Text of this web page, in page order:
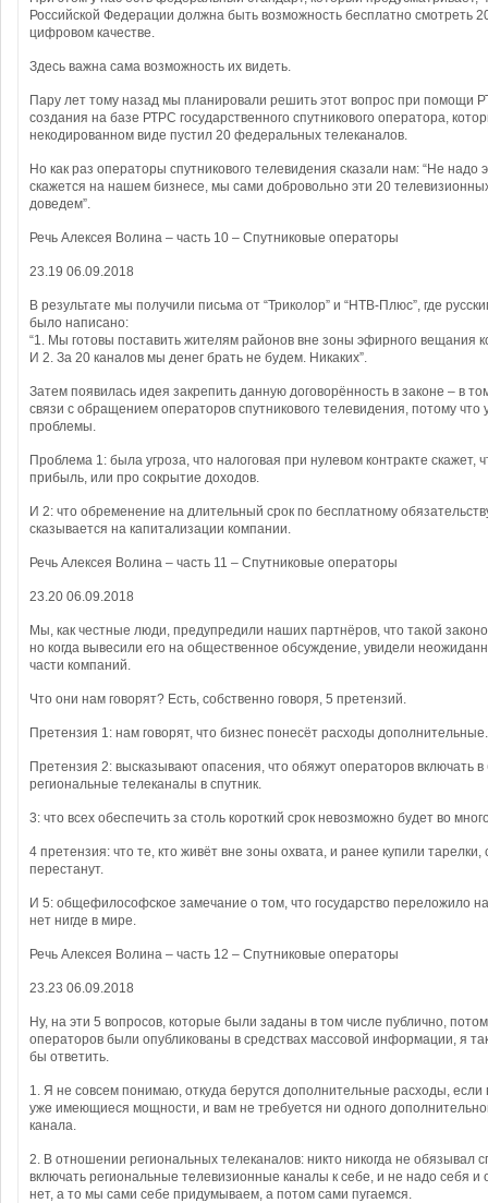
Российской Федерации должна быть возможность бесплатно смотреть
цифровом качестве.
Здесь важна сама возможность их видеть.
Пару лет тому назад мы планировали решить этот вопрос при помощи
создания на базе РТРС государственного спутникового оператора,
некодированном виде пустил 20 федеральных телеканалов.
Но как раз операторы спутникового телевидения сказали нам: “Не надо
скажется на нашем бизнесе, мы сами добровольно эти 20
доведем”.
Речь Алексея Волина – часть 10 – Спутниковые операторы
23.19 06.09.2018
В результате мы получили письма от “Триколор” и “НТВ-Плюс”, где
было написано:
“1. Мы готовы поставить жителям районов вне зоны эфирного вещания
И 2. За 20 каналов мы денег брать не будем. Никаких”.
Затем появилась идея закрепить данную договорённость в законе – в
связи с обращением операторов спутникового телевидения, потому что
проблемы.
Проблема 1: была угроза, что налоговая при нулевом контракте скажет,
прибыль, или про сокрытие доходов.
И 2: что обременение на длительный срок по бесплатному
сказывается на капитализации компании.
Речь Алексея Волина – часть 11 – Спутниковые операторы
23.20 06.09.2018
Мы, как честные люди, предупредили наших партнёров, что такой
но когда вывесили его на общественное обсуждение, увидели
части компаний.
Что они нам говорят? Есть, собственно говоря, 5 претензий.
Претензия 1: нам говорят, что бизнес понесёт расходы дополнительные.
Претензия 2: высказывают опасения, что обяжут операторов включать
региональные телеканалы в спутник.
3: что всех обеспечить за столь короткий срок невозможно будет во
4 претензия: что те, кто живёт вне зоны охвата, и ранее купили тарелки,
перестанут.
И 5: общефилософское замечание о том, что государство переложило
нет нигде в мире.
Речь Алексея Волина – часть 12 – Спутниковые операторы
23.23 06.09.2018
Ну, на эти 5 вопросов, которые были заданы в том числе публично,
операторов были опубликованы в средствах массовой информации, я
бы ответить.
1. Я не совсем понимаю, откуда берутся дополнительные расходы, если
уже имеющиеся мощности, и вам не требуется ни одного
канала.
2. В отношении региональных телеканалов: никто никогда не обязывал
включать региональные телевизионные каналы к себе, и не надо себя и
нет, а то мы сами себе придумываем, а потом сами пугаемся.